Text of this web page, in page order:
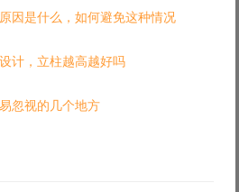
因是什么，如何避免这种情况
计，立柱越高越好吗
忽视的几个地方